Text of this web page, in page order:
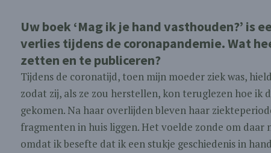
Uw boek ‘Mag ik je hand vasthouden?’ is
verlies tijdens de coronapandemie. Wat
zetten en te publiceren?
Tijdens de coronatijd, toen mijn moeder ziek was,
zodat zij, als ze zou herstellen, kon teruglezen hoe ik
gekomen. Na haar overlijden bleven haar
fragmenten in huis liggen. Het voelde zonde om
omdat ik besefte dat ik een stukje geschiedenis in